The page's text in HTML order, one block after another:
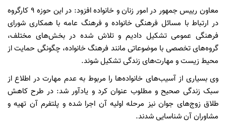
معاون رییس جمهور در امور زنان و خانواده افزود: در این حوزه ۹ کارگروه
در ارتباط با مسائل فرهنگی خانواده و فرهنگ عامه با همکاری شورای
فرهنگی عمومی تشکیل دادیم و تلاش شده در بخش‌های مختلف،
گروه‌های تخصصی با موضوعاتی مانند فرهنگ خانواده، چگونگی حمایت از
محیط زیست و مهارت‌های زندگی تشکیل شوند.
وی بسیاری از آسیب‌های خانواده‌ها را مربوط به عدم مهارت در اطلاع از
سبک زندگی صحیح و مطلوب عنوان کرد و یادآور شد: در طرح کاهش
طلاق زوج‌های جوان نیز مرحله اولیه آن اجرا شده و پلتفرم آن تهیه و
مشاوران آن شناسایی شدند.